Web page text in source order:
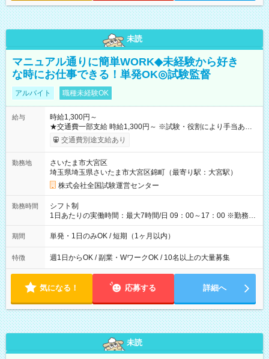
未読
マニュアル通りに簡単WORK◆未経験から好き
な時にお仕事できる！単発OK◎試験監督
アルバイト 職種未経験OK
給与
時給1,300円～
★交通費一部支給 時給1,300円～ ※試験・役割により手当あり
※勤務回数により昇給あり 【即給（前払い）オプションあ
り！】 希望される場合、勤務から1週間ほどで給与の一部を受け
例】 ・河合塾模擬試験 8:30～17:30（休憩1時間） 時給1,300円
×8時間＝日収10,400円＋交通費 ※当日の役割により時給＋100
円の場合あり ・国家試験 7:00～13:30（休憩なし） 時給1,300
円（役割手当＋100円）×6時間＝日収8,400円＋交通費 【試用期
間】試用期間なし
交通費別途支給あり
勤務地
さいたま市大宮区
埼玉県埼玉県さいたま市大宮区錦町（最寄り駅：大宮駅）
株式会社全国試験運営センター
勤務時間
シフト制
1日あたりの実働時間：最大7時間/日 09：00～17：00 ※勤務時
間は 試験により異なります。
期間 単発・1日のみOK / 短期（1ヶ月以内）
特徴 週1日からOK / 副業・WワークOK / 10名以上の大量募集
気になる！ 応募する 詳細へ
未読